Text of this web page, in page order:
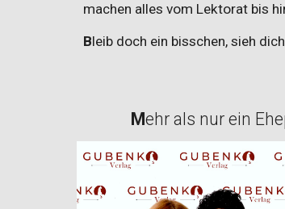
machen alles vom Lektorat bis
Bleib doch ein bisschen, sieh
Mehr als nur ein